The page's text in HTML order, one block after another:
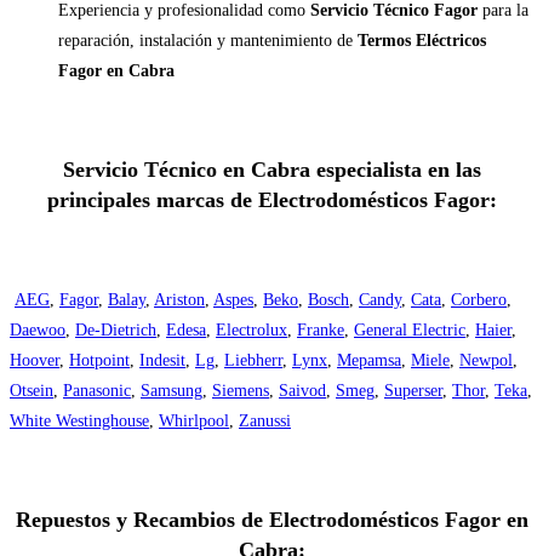
Experiencia y profesionalidad como Servicio Técnico Fagor para la
reparación, instalación y mantenimiento de Termos Eléctricos
Fagor en Cabra
Servicio Técnico en Cabra especialista en las
principales marcas de Electrodomésticos Fagor:
AEG, Fagor, Balay, Ariston, Aspes, Beko, Bosch, Candy, Cata, Corbero,
Daewoo, De-Dietrich, Edesa, Electrolux, Franke, General Electric, Haier,
Hoover, Hotpoint, Indesit, Lg, Liebherr, Lynx, Mepamsa, Miele, Newpol,
Otsein, Panasonic, Samsung, Siemens, Saivod, Smeg, Superser, Thor, Teka,
White Westinghouse, Whirlpool, Zanussi
Repuestos y Recambios de Electrodomésticos Fagor en
Cabra: